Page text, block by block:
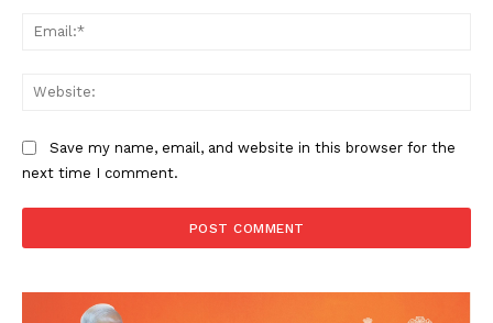
Save my name, email, and website in this browser for the
next time I comment.